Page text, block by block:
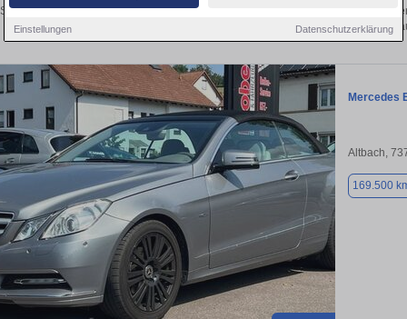
Einstellungen Datenschutzerklärung
nach einem Gebrauchtwagen in Altbach? Ob Kleinwagen, SUV, Cabrio
Ihr Auto kostenlos oder finden Sie Ihr nächstes Fahrzeug
Mercedes
Altbach,
169.500